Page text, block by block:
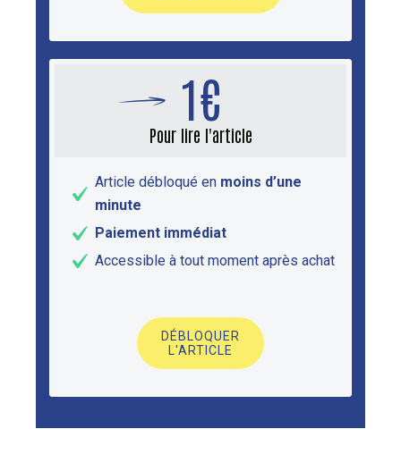
1€
Pour lire l'article
Article débloqué en moins d’une
minute
Paiement immédiat
Accessible à tout moment après achat
DÉBLOQUER
L'ARTICLE